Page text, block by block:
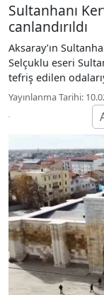
Sultanhanı
canlandırıldı
Aksaray’ın
Selçuklu eseri
tefriş edilen
Yayınlanma Tarihi: